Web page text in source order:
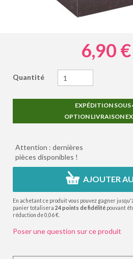
6,90 €
Quantité
EXPÉDITION SOUS
OPTION LIVRAISON
Attention : dernières
pièces disponibles !
AJOUTER
En achetant ce produit vous pouvez gagner
panier totalisera 24points de fidélité pouvant
réduction de0,06 €
Poser une question sur ce produit